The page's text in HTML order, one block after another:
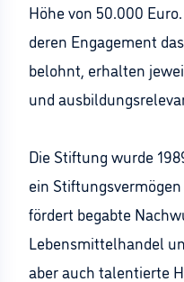
Höhe von 50.000
deren Engagement
belohnt, erhalten
und
Die Stiftung wurde
ein Stiftungsvermögen
fördert begabte
Lebensmittelhandel
aber auch talentierte